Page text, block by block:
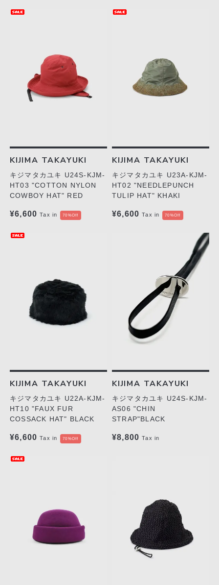
KIJIMA TAKAYUKI
キジマタカユキ U24S-KJM-
HT03 "COTTON NYLON
COWBOY HAT" RED
¥6,600 Tax in 70%Off
KIJIMA TAKAYUKI
キジマタカユキ U23A-KJM-
HT02 "NEEDLEPUNCH
TULIP HAT" KHAKI
¥6,600 Tax in 70%Off
KIJIMA TAKAYUKI
キジマタカユキ U22A-KJM-
HT10 "FAUX FUR
COSSACK HAT" BLACK
¥6,600 Tax in 70%Off
KIJIMA TAKAYUKI
キジマタカユキ U24S-KJM-
AS06 "CHIN
STRAP"BLACK
¥8,800 Tax in